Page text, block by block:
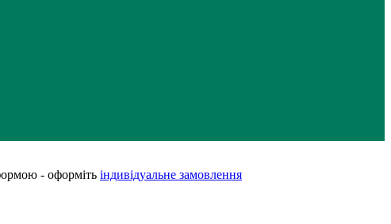
- оформіть індивідуальне замовлення